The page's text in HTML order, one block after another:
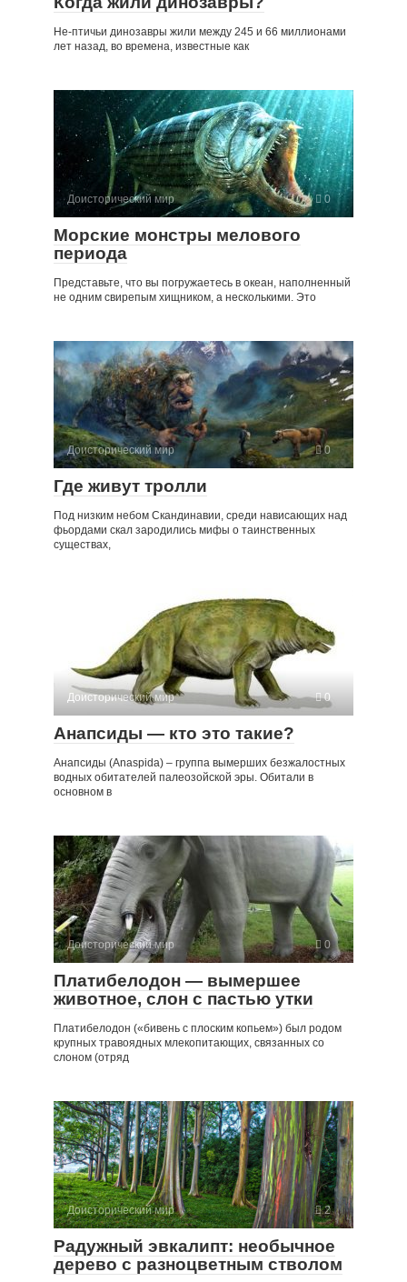
Не-птичьи динозавры жили между 245 и 66 миллионами
лет назад, во времена, известные как
Доисторический мир 0
Морские монстры мелового
периода
Представьте, что вы погружаетесь в океан, наполненный
не одним свирепым хищником, а несколькими. Это
Доисторический мир 0
Где живут тролли
Под низким небом Скандинавии, среди нависающих над
фьордами скал зародились мифы о таинственных
существах,
Доисторический мир 0
Анапсиды — кто это такие?
Анапсиды (Anaspida) – группа вымерших безжалостных
водных обитателей палеозойской эры. Обитали в
основном в
Доисторический мир 0
Платибелодон — вымершее
животное, слон с пастью утки
Платибелодон («бивень с плоским копьем») был родом
крупных травоядных млекопитающих, связанных со
слоном (отряд
Доисторический мир 2
Радужный эвкалипт: необычное
дерево с разноцветным стволом